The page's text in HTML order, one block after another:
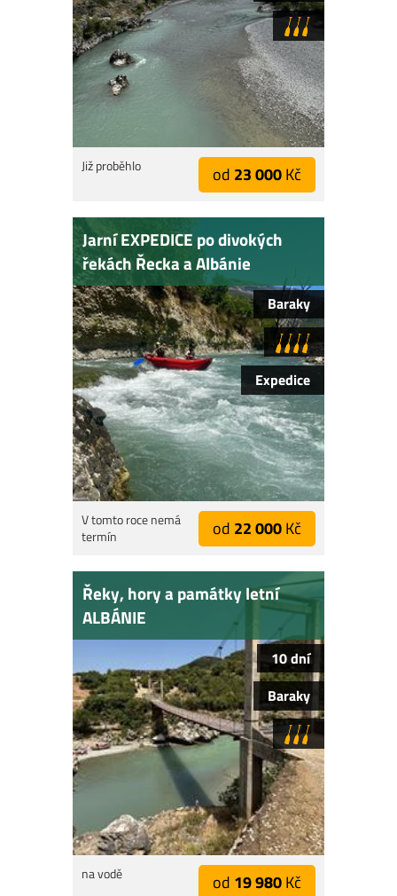
Již proběhlo od 23 000Kč
Jarní EXPEDICE po divokých
řekách Řecka a Albánie
Baraky
Expedice
V tomto roce nemá
termín
od 22 000Kč
Řeky, hory a památky letní
ALBÁNIE
10 dní
Baraky
na vodě od 19 980Kč